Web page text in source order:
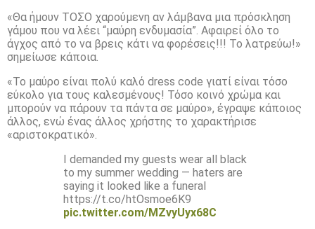
«Θα ήμουν ΤΟΣΟ χαρούμενη αν λάμβανα μια πρόσκληση
γάμου που να λέει “μαύρη ενδυμασία”. Αφαιρεί όλο το
άγχος από το να βρεις κάτι να φορέσεις!!! Το λατρεύω!»
σημείωσε κάποια.
«Το μαύρο είναι πολύ καλό dress code γιατί είναι τόσο
εύκολο για τους καλεσμένους! Τόσο κοινό χρώμα και
μπορούν να πάρουν τα πάντα σε μαύρο», έγραψε κάποιος
άλλος, ενώ ένας άλλος χρήστης το χαρακτήρισε
«αριστοκρατικό».
I demanded my guests wear all black
to my summer wedding — haters are
saying it looked like a funeral
https://t.co/htOsmoe6K9
pic.twitter.com/MZvyUyx68C